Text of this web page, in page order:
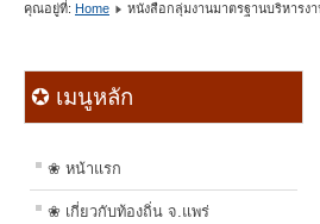
คุณอยู่ที่: Home หนังสือกลุ่มงานมาตรฐานบริหารง
✪ เมนูหลัก
❀ หน้าแรก
❀ เกี่ยวกับท้องถิ่น จ.แพร่